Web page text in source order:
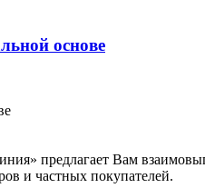
основе
предлагает Вам
и частных покупателей.